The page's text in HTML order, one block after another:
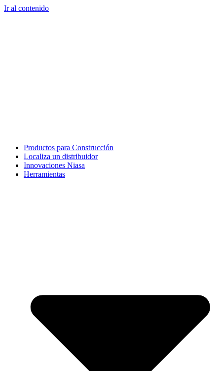
Ir al contenido
Productos para Construcción
Localiza un distribuidor
Innovaciones Niasa
Herramientas